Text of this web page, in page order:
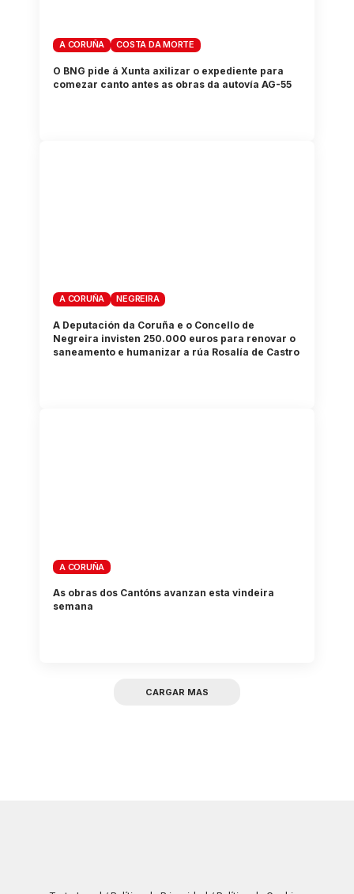
A CORUÑA COSTA DA MORTE
O BNG pide á Xunta axilizar o expediente para
comezar canto antes as obras da autovía AG-55
A CORUÑA NEGREIRA
A Deputación da Coruña e o Concello de
Negreira invisten 250.000 euros para renovar o
saneamento e humanizar a rúa Rosalía de Castro
A CORUÑA
As obras dos Cantóns avanzan esta vindeira
semana
CARGAR MAS